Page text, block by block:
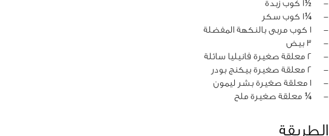
‏-
½1 كوب زبدة
‏-
¼1 كوب سكر
‏-
1 كوب مربى بالنكهة المفضلة
‏-
3 بيض
‏-
2 معلقة صغيرة فانيليا سائلة
‏-
2 معلقة صغيرة بيكنج بودر
‏-
1 معلقة صغيرة بشر ليمون
‏-
¼ معلقة صغيرة ملح
الطريقة